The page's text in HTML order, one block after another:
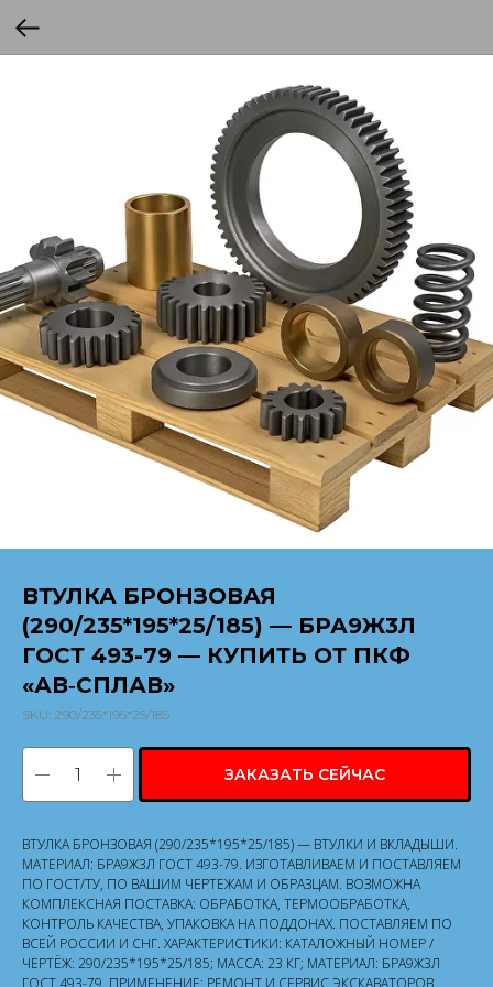
ВТУЛКА БРОНЗОВАЯ
(290/235*195*25/185) — БРА9Ж3Л
ГОСТ 493-79 — КУПИТЬ ОТ ПКФ
«АВ‑СПЛАВ»
SKU: 290/235*195*25/185
ЗАКАЗАТЬ СЕЙЧАС
ВТУЛКА БРОНЗОВАЯ (290/235*195*25/185) — ВТУЛКИ И ВКЛАДЫШИ.
МАТЕРИАЛ: БРА9Ж3Л ГОСТ 493-79. ИЗГОТАВЛИВАЕМ И ПОСТАВЛЯЕМ
ПО ГОСТ/ТУ, ПО ВАШИМ ЧЕРТЕЖАМ И ОБРАЗЦАМ. ВОЗМОЖНА
КОМПЛЕКСНАЯ ПОСТАВКА: ОБРАБОТКА, ТЕРМООБРАБОТКА,
КОНТРОЛЬ КАЧЕСТВА, УПАКОВКА НА ПОДДОНАХ. ПОСТАВЛЯЕМ ПО
ВСЕЙ РОССИИ И СНГ. ХАРАКТЕРИСТИКИ: КАТАЛОЖНЫЙ НОМЕР /
ЧЕРТЁЖ: 290/235*195*25/185; МАССА: 23 КГ; МАТЕРИАЛ: БРА9Ж3Л
ГОСТ 493-79. ПРИМЕНЕНИЕ: РЕМОНТ И СЕРВИС ЭКСКАВАТОРОВ,